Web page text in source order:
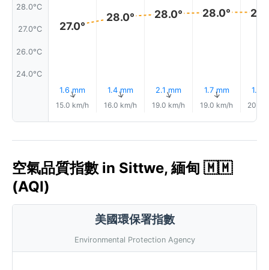
28.0°C
27.0°C
26.0°C
24.0°C
27.0°
1.6 mm
↑
15.0 km/h
28.0°
1.4 mm
↑
16.0 km/h
28.0°
2.1 mm
↑
19.0 km/h
28.0°
1.7 mm
↑
19.0 km/h
1.8
20.0
空氣品質指數 in Sittwe, 緬甸 🇲🇲
(AQI)
美國環保署指數
Environmental Protection Agency